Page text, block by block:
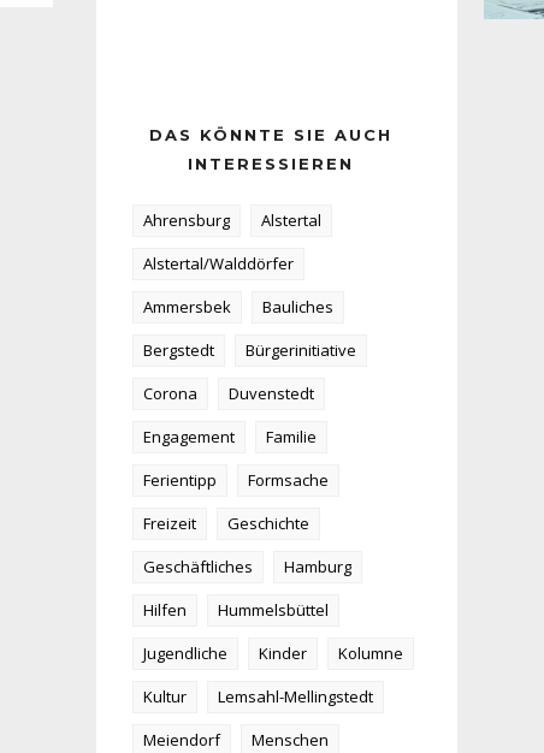
DAS KÖNNTE SIE AUCH
INTERESSIEREN
Ahrensburg
Alstertal
Alstertal/Walddörfer
Ammersbek
Bauliches
Bergstedt
Bürgerinitiative
Corona
Duvenstedt
Engagement
Familie
Ferientipp
Formsache
Freizeit
Geschichte
Geschäftliches
Hamburg
Hilfen
Hummelsbüttel
Jugendliche
Kinder
Kolumne
Kultur
Lemsahl-Mellingstedt
Meiendorf
Menschen